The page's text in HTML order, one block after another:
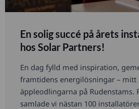
En solig succé på årets
hos Solar Partners!
En dag fylld med inspiration,
framtidens energilösningar – mitt
äppleodlingarna på Rudenstams.
samlade vi nästan 100